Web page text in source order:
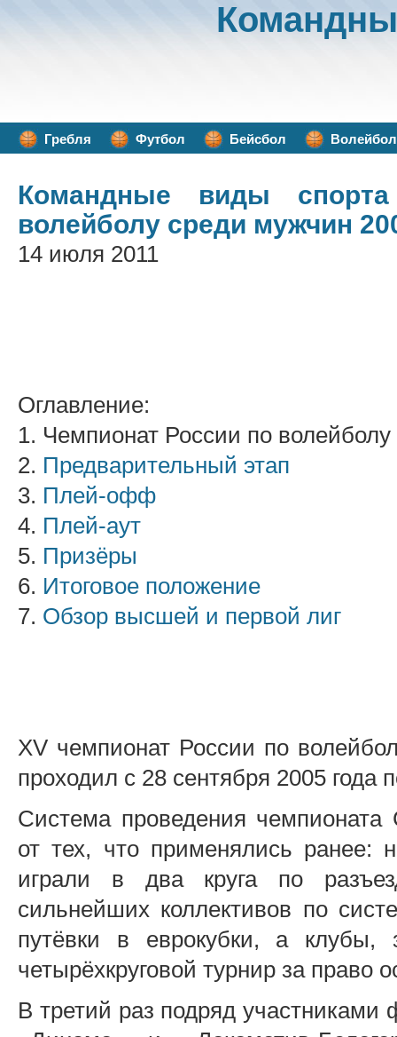
Гребля Футбол Бейсбол Волейбол
Командные виды спорта
волейболу среди мужчин
14 июля 2011
Оглавление:
1. Чемпионат России по
2. Предварительный этап
3. Плей-офф
4. Плей-аут
5. Призёры
6. Итоговое положение
7. Обзор высшей и первой лиг
XV чемпионат России по
проходил с 28 сентября 2005 года
Система проведения чемпионата
от тех, что применялись ранее:
играли в два круга по
сильнейших коллективов по
путёвки в еврокубки, а
четырёхкруговой турнир за право
В третий раз подряд